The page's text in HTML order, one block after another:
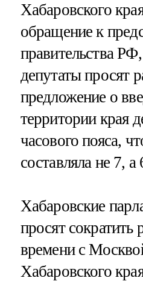
Хабаровского
обращение к
правительства
депутаты просят
предложение о
территории края
часового пояса,
составляла не 7, а
Хабаровские
просят сократить
времени с
Хабаровского